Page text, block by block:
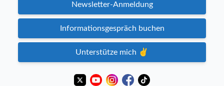
Newsletter-Anmeldung
Informationsgespräch buchen
Unterstütze mich ✌️